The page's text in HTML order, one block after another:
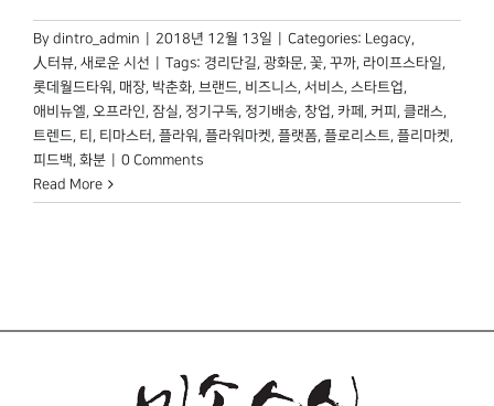
By dintro_admin 2018년 12월 13일 Categories: Legacy,
人터뷰, 새로운 시선 Tags: 경리단길, 광화문, 꽃, 꾸까, 라이프스타일,
롯데월드타워 , 매장, 박춘화, 브랜드, 비즈니스, 서비스, 스타트업,
애비뉴엘, 오프라인, 잠실, 정기구독, 정기배송, 창업, 카페 , 커피 , 클래스,
트렌드, 티 , 티마스터 , 플라워 , 플라워마켓, 플랫폼, 플로리스트, 플리마켓,
피드백, 화분
0 Comments
Read More